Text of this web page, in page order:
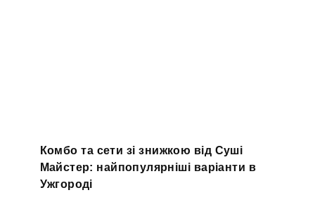
Комбо та сети зі знижкою від Суші
Майстер: найпопулярніші варіанти в
Ужгороді